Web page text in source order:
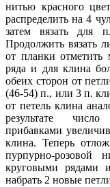
нитью красного
распределить на 4
затем вязать для
Продолжить вязать
от планки отметить
ряда и для клина
обеих сторон от
(46-54) п., или 3 п.
от петель клина
результате
прибавками
клина. Теперь
пурпурно-розовой
круговыми рядами
набрать 2 новые